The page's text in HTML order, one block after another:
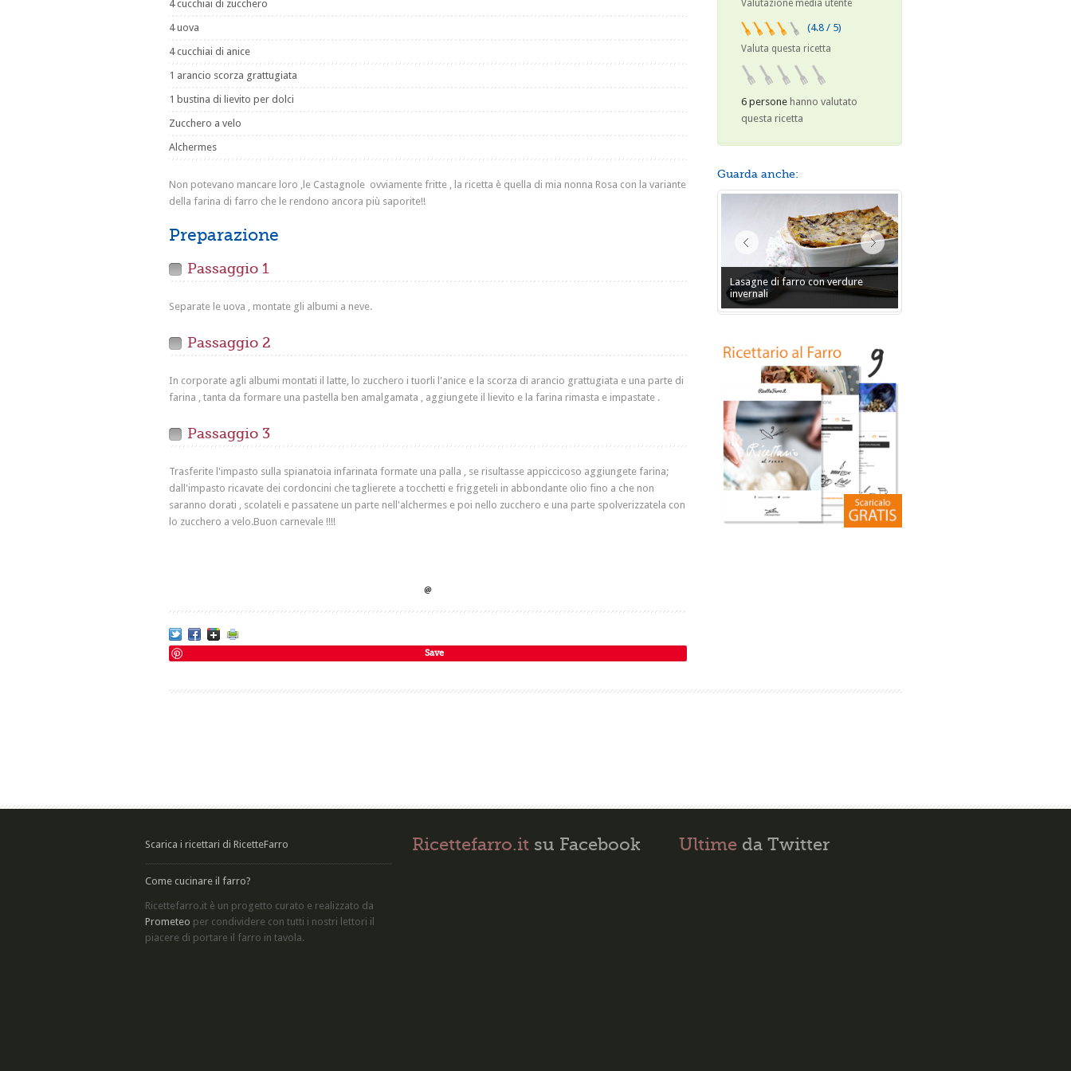
4 cucchiai di zucchero
4 uova
4 cucchiai di anice
1 arancio scorza grattugiata
1 bustina di lievito per dolci
Zucchero a velo
Alchermes
Non potevano mancare loro ,le Castagnole ovviamente fritte , la ricetta è quella di mia nonna Rosa con la variante
della farina di farro che le rendono ancora più saporite!!
Preparazione
Passaggio 1
Separate le uova , montate gli albumi a neve.
Passaggio 2
In corporate agli albumi montati il latte, lo zucchero i tuorli l'anice e la scorza di arancio grattugiata e una parte di
farina , tanta da formare una pastella ben amalgamata , aggiungete il lievito e la farina rimasta e impastate .
Passaggio 3
Trasferite l'impasto sulla spianatoia infarinata formate una palla , se risultasse appiccicoso aggiungete farina;
dall'impasto ricavate dei cordoncini che taglierete a tocchetti e friggeteli in abbondante olio fino a che non
saranno dorati , scolateli e passatene un parte nell'alchermes e poi nello zucchero e una parte spolverizzatela con
lo zucchero a velo.Buon carnevale !!!!
Save
Valutazione media utente
(4.8 / 5)
Valuta questa ricetta
6 persone hanno valutato
questa ricetta
Guarda anche:
Lasagne di farro con verdure
invernali
Scarica i ricettari di RicetteFarro
Come cucinare il farro?
Ricettefarro.it è un progetto curato e realizzato da
Prometeo per condividere con tutti i nostri lettori il
piacere di portare il farro in tavola.
Ricettefarro.it su Facebook Ultime da Twitter